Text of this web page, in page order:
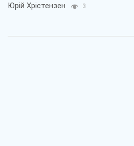
Юрій Хрістензен 3